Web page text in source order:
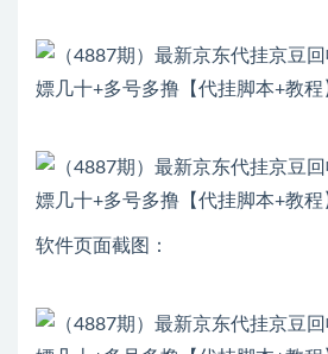
软件页面截图：